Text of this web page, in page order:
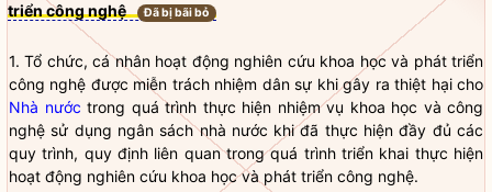
triển công nghệ
Đã bị bãi bỏ
1. Tổ chức, cá nhân hoạt động nghiên cứu khoa học và phát triển
công nghệ được miễn trách nhiệm dân sự khi gây ra thiệt hại cho
Nhà nước trong quá trình thực hiện nhiệm vụ khoa học và công
nghệ sử dụng ngân sáchnhà nước khi đã thực hiện đầy đủ các
quy trình, quy định liên quan trong quá trình triển khai thực hiện
hoạt động nghiên cứu khoa học và phát triển công nghệ.